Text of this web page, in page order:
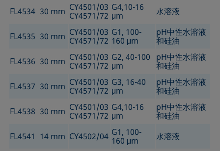
FL4534 30 mm CY4501/03
CY4571/72
G4,10-16
μm
水溶液
FL4535 30 mm CY4501/03
CY4571/72
G1, 100-
160 μm
pH中性水溶液
和硅油
FL4536 30 mm CY4501/03
CY4571/72
G2, 40-100
μm
pH中性水溶液
和硅油
FL4537 30 mm CY4501/03
CY4571/72
G3, 16-40
μm
pH中性水溶液
和硅油
FL4538 30 mm CY4501/03
CY4571/72
G4,10-16
μm
pH中性水溶液
和硅油
FL4541 14 mm CY4502/04 G1, 100-
160 μm
水溶液